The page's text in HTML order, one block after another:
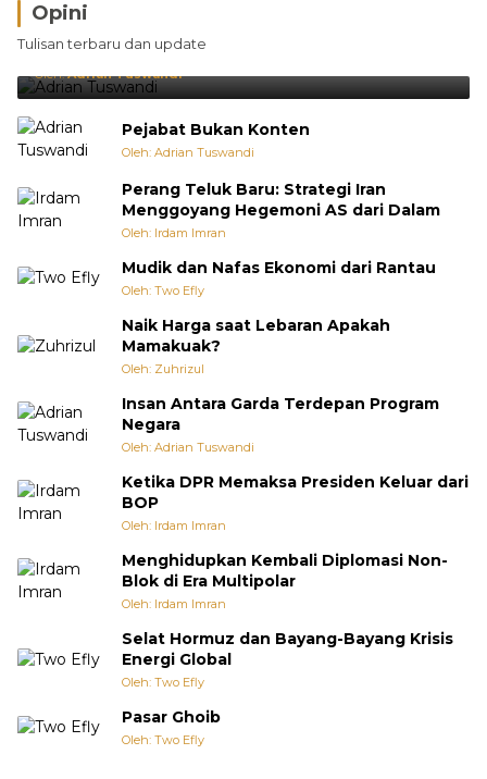
Opini
Tulisan terbaru dan update
Brasil Lebih Diunggulkan, tetapi Jepang Selalu
Punya Cara Membuat Kejutan
Oleh:Adrian Tuswandi
Pejabat Bukan Konten
Oleh: Adrian Tuswandi
Perang Teluk Baru: Strategi Iran
Menggoyang Hegemoni AS dari Dalam
Oleh: Irdam Imran
Mudik dan Nafas Ekonomi dari Rantau
Oleh: Two Efly
Naik Harga saat Lebaran Apakah
Mamakuak?
Oleh: Zuhrizul
Insan Antara Garda Terdepan Program
Negara
Oleh: Adrian Tuswandi
Ketika DPR Memaksa Presiden Keluar dari
BOP
Oleh: Irdam Imran
Menghidupkan Kembali Diplomasi Non-
Blok di Era Multipolar
Oleh: Irdam Imran
Selat Hormuz dan Bayang-Bayang Krisis
Energi Global
Oleh: Two Efly
Pasar Ghoib
Oleh: Two Efly